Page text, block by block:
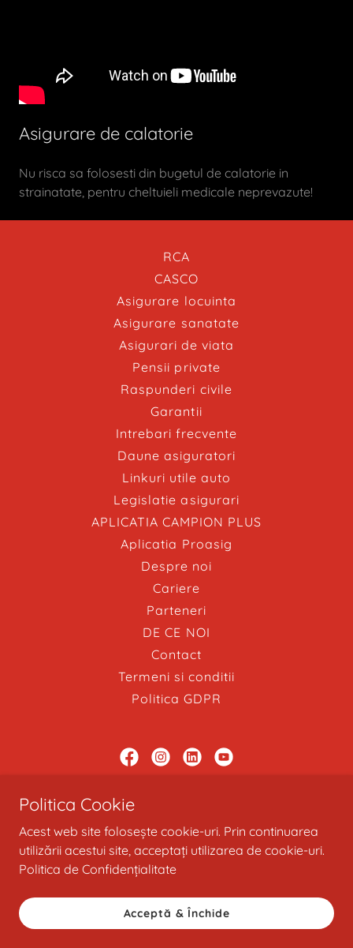
Asigurare de calatorie
Nu risca sa folosesti din bugetul de calatorie in
strainatate, pentru cheltuieli medicale neprevazute!
RCA
CASCO
Asigurare locuinta
Asigurare sanatate
Asigurari de viata
Pensii private
Raspunderi civile
Garantii
Intrebari frecvente
Daune asiguratori
Linkuri utile auto
Legislatie asigurari
APLICATIA CAMPION PLUS
Aplicatia Proasig
Despre noi
Cariere
Parteneri
DE CE NOI
Contact
Termeni si conditii
Politica GDPR
Brokeraj în asigurări
Str. Zorilor nr. 5, Brașov, România
0724 864 076
Copyright © 2015 - 2026 Proasig.com - Toate drepturile
rezervate
Politica Cookie
Acest web site folosește cookie-uri. Prin continuarea
utilizării acestui site, acceptați utilizarea de cookie-uri.
Politica de Confidențialitate
Acceptă & Închide